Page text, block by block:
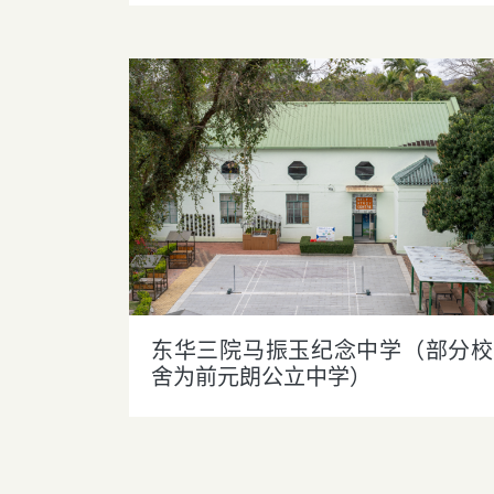
东华三院马振玉纪念中学（部分校
舍为前元朗公立中学）